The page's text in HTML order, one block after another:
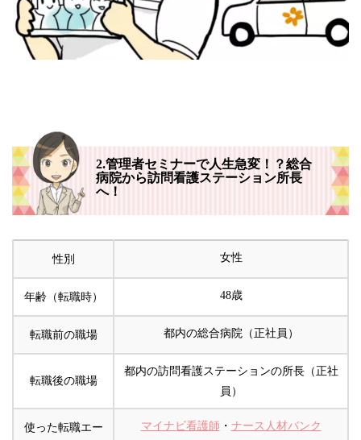
2.管理者セミナーで人生急変！？総合
病院から訪問看護ステーション所長
へ！
性別 女性
年齢（転職時） 48歳
転職前の職場 都内の総合病院（正社員）
転職後の職場
都内の訪問看護ステーションの所長（正社
員）
使った転職エー
マイナビ看護師 ・ ナース人材バンク